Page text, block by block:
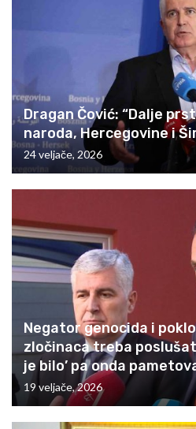
Dragan Čović: “Dalje
naroda, Hercegovine i
24 veljače, 2026
Negator genocida i
zločinaca treba
je bilo’ pa onda
19 veljače, 2026